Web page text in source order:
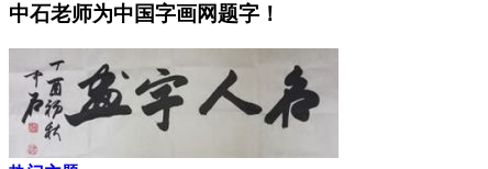
中石老师为中国字画网题字！